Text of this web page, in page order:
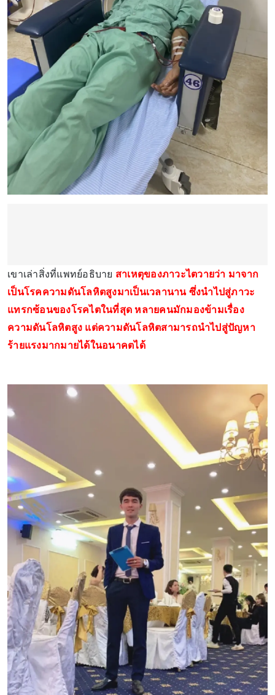
เขาเล่าสิ่งที่แพทย์อธิบาย สาเหตุของภาวะไตวายว่า มาจาก
เป็นโรคความดันโลหิตสูงมาเป็นเวลานาน ซึ่งนำไปสู่ภาวะ
แทรกซ้อนของโรคไตในที่สุด หลายคนมักมองข้ามเรื่อง
ความดันโลหิตสูง แต่ความดันโลหิตสามารถนำไปสู่ปัญหา
ร้ายแรงมากมายได้ในอนาคตได้